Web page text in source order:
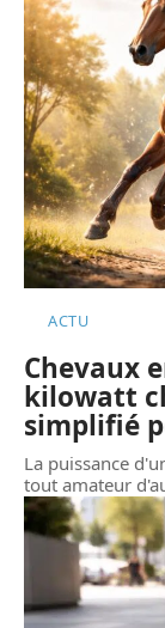
ACTU
Chevaux
kilowatt
simplifié
La puissance
tout amateur